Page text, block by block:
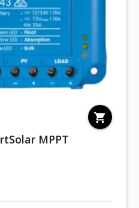
shopping_cart
MPPT